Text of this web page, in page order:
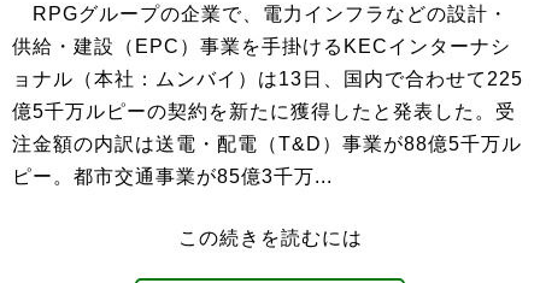
RPGグループの企業で、電力インフラなどの設計・
供給・建設（EPC）事業を手掛けるKECインターナシ
ョナル（本社：ムンバイ）は13日、国内で合わせて225
億5千万ルピーの契約を新たに獲得したと発表した。受
注金額の内訳は送電・配電（T&D）事業が88億5千万ル
ピー。都市交通事業が85億3千万...
この続きを読むには